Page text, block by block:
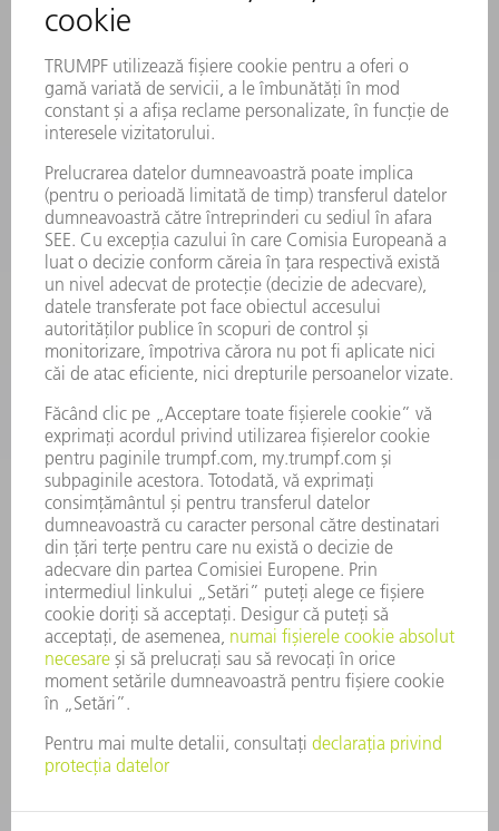
CONTACT
LOCAȚII
EVENIMENTE ȘI TERMENE
ABONARE LA NEWSLETTER
FIȘE TEHNICE DE SECURITATE
PRODUSE
LASER
ELECTRONICĂ DE PUTERE
UNELTE ELECTRICE
SMART FACTORY
SOFTWARE
SERVICII
APLICAȚII
DOMENII DE ACTIVITATE
COMPANIE
CARIERĂ
PROFILUL COMPANIEI
COMITET EXECUTIV
RAPORT DE AFACERI
PRINCIPII DE BAZĂ ALE COMPANIEI
CONFORMITATE
SISTEMUL AVERTIZORILOR DE INTEGRITATE
SECURITATE
COMUNICATE DE PRESĂ
REVISTE
SUSTENABILITATE
MEDIU ȘI CLIMĂ
ASPECTE SOCIALE ȘI DE ÎNTREPRINDERE
GUVERNANȚA CORPORATIVĂ